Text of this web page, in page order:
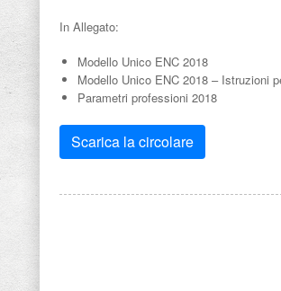
In Allegato:
Modello Unico ENC 2018
Modello Unico ENC 2018 – Istruzioni
Parametri professioni 2018
Scarica la circolare